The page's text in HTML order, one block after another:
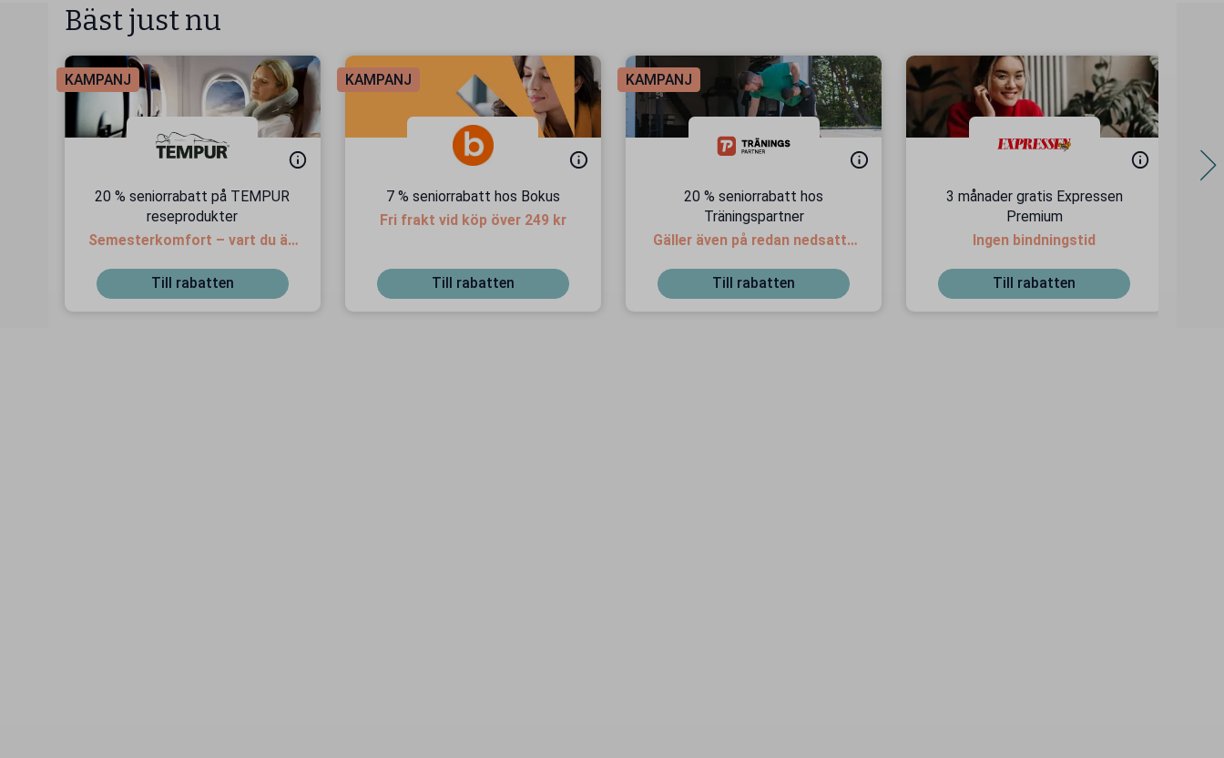
Bäst just nu
KAMPANJ
20 % seniorrabatt på TEMPUR
reseprodukter
Semesterkomfort – vart du än
Till rabatten
KAMPANJ
7 % seniorrabatt hos Bokus
Fri frakt vid köp över 249 kr
Till rabatten
KAMPANJ
20 % seniorrabatt hos
Träningspartner
Gäller även på redan nedsatta
Till rabatten
3 månader gratis Expressen
Premium
Ingen bindningstid
Till rabatten